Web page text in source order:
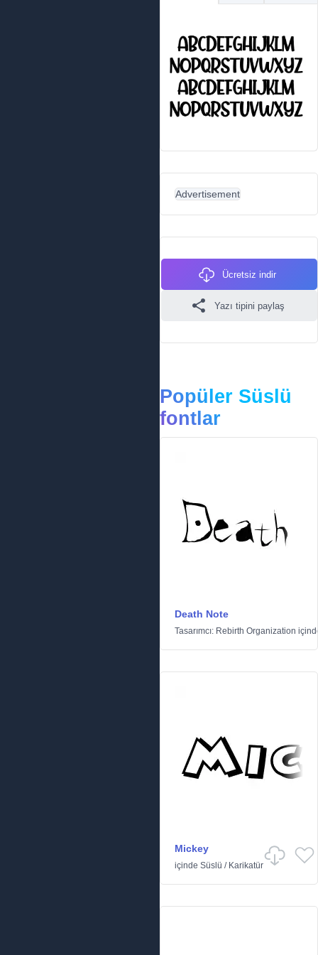
Advertisement
Ücretsiz indir
Yazı tipini paylaş
Popüler Süslü
fontlar
Death Note
Tasarımcı: Rebirth Organization
Mickey
içinde Süslü / Karikatür